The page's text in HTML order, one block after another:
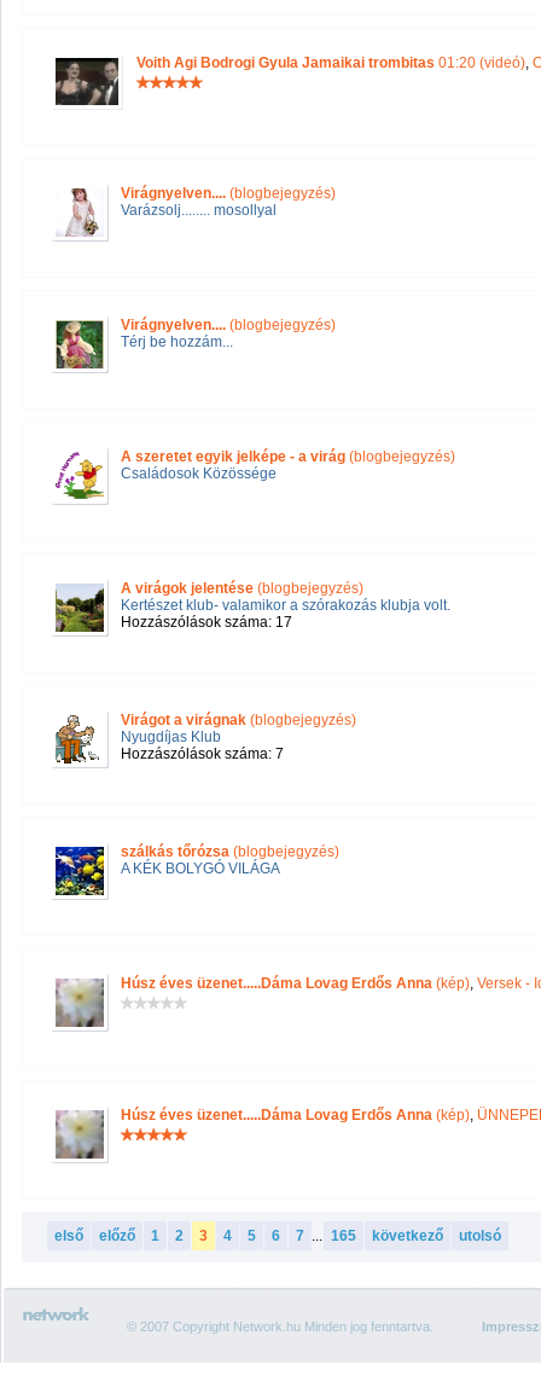
Voith Agi Bodrogi Gyula Jamaikai trombitas 01:20 (videó),
Virágnyelven.... (blogbejegyzés)
Varázsolj........ mosollyal
Virágnyelven.... (blogbejegyzés)
Térj be hozzám...
A szeretet egyik jelképe - a virág (blogbejegyzés)
Családosok Közössége
A virágok jelentése (blogbejegyzés)
Kertészet klub- valamikor a szórakozás klubja volt.
Hozzászólások száma: 17
Virágot a virágnak (blogbejegyzés)
Nyugdíjas Klub
Hozzászólások száma: 7
szálkás tőrózsa (blogbejegyzés)
A KÉK BOLYGÓ VILÁGA
Húsz éves üzenet.....Dáma Lovag Erdős Anna (kép), Versek -
Húsz éves üzenet.....Dáma Lovag Erdős Anna (kép),
első előző 1 2 3 4 5 6 7 ... 165 következő utolsó
© 2007 Copyright Network.hu Minden jog fenntartva.